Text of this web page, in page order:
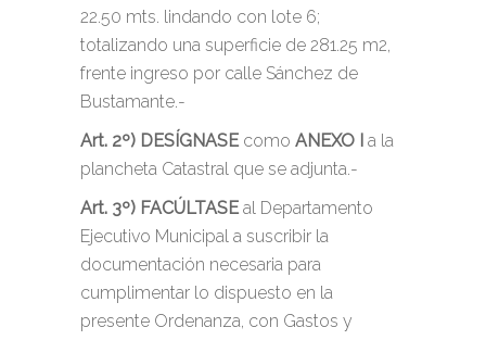
22.50 mts. lindando con lote 6;
totalizando una superficie de 281.25 m2,
frente ingreso por calle Sánchez de
Bustamante.-
Art. 2º) DESÍGNASE como ANEXO I a la
plancheta Catastral que se adjunta.-
Art. 3º) FACÚLTASE al Departamento
Ejecutivo Municipal a suscribir la
documentación necesaria para
cumplimentar lo dispuesto en la
presente Ordenanza, con Gastos y